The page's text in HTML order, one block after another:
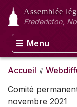
Assemblée
Fredericton,
Menu
Accueil
Comité
novembre 2021